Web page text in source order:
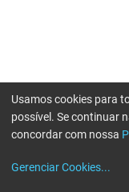
Usamos cookies para
possível. Se continuar
concordar com nossa
Gerenciar Cookies...
Erro ao enviar